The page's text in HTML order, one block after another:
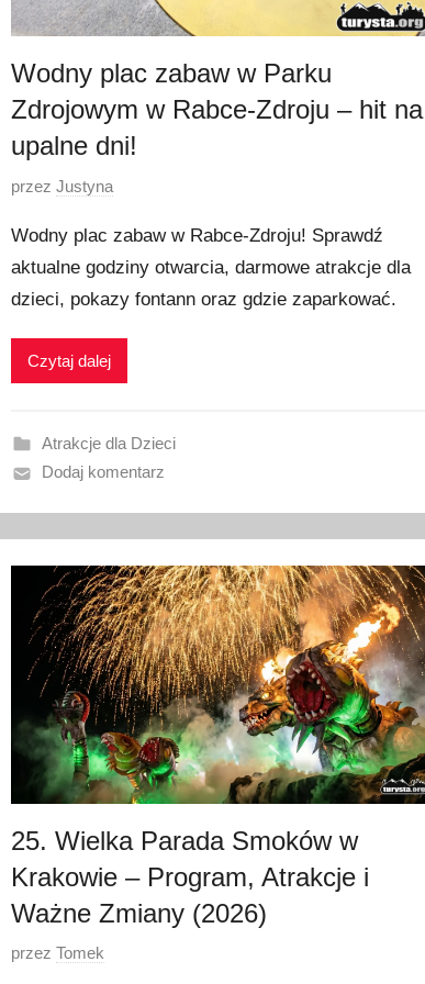
Wodny plac zabaw w Parku
Zdrojowym w Rabce-Zdroju – hit na
upalne dni!
O
u
b
l
o
a
n
c
2
6
przezJustyna
Wodny plac zabaw w Rabce-Zdroju! Sprawdź
aktualne godziny otwarcia, darmowe atrakcje dla
dzieci, pokazy fontann oraz gdzie zaparkować.
Czytaj dalej
Atrakcje dla Dzieci
Dodaj komentarz
25. Wielka Parada Smoków w
Krakowie – Program, Atrakcje i
Ważne Zmiany (2026)
O
przezTomek